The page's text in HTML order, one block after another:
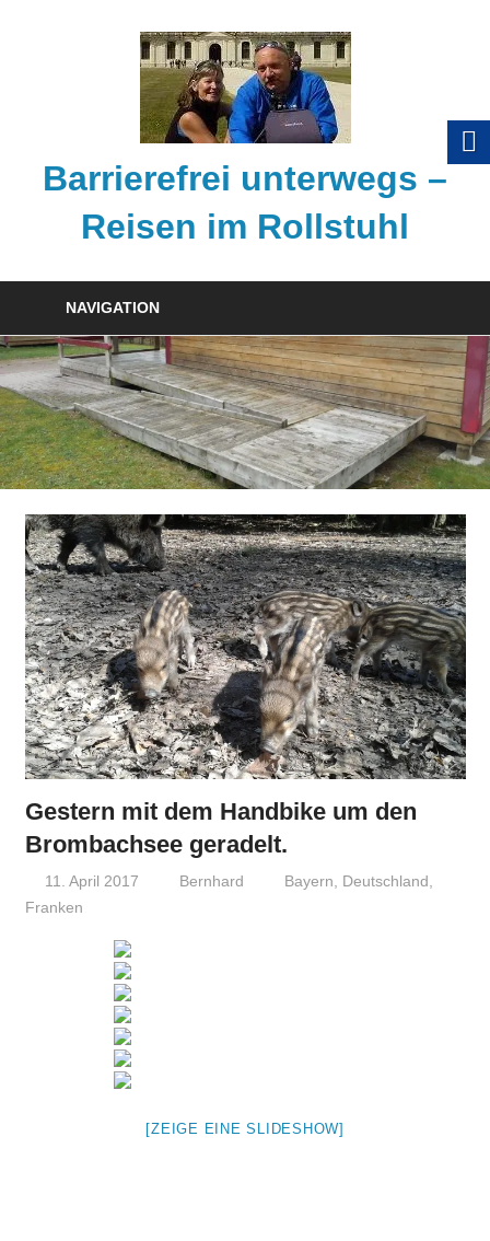
Barrierefrei unterwegs –
Reisen im Rollstuhl
Reisen
mit
dem
Rollstuhl
NAVIGATION
Gestern mit dem Handbike um den
Brombachsee geradelt.
11. April 2017 Bernhard Bayern Deutschland
Franken
[ZEIGE EINE SLIDESHOW]